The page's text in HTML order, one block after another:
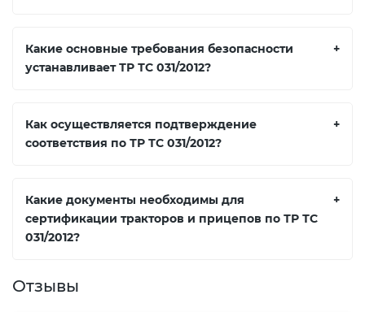
Какие основные требования безопасности
устанавливает ТР ТС 031/2012?
+
Как осуществляется подтверждение
соответствия по ТР ТС 031/2012?
+
Какие документы необходимы для
сертификации тракторов и прицепов по ТР ТС
031/2012?
+
Отзывы